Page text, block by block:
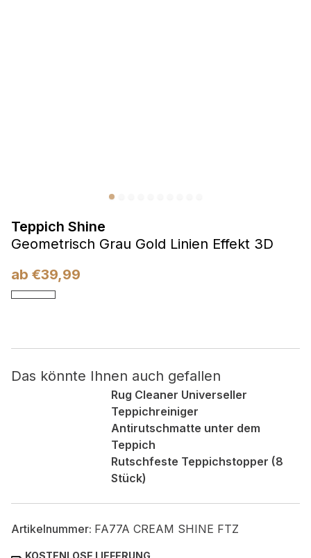
Teppich Shine
Geometrisch Grau Gold Linien Effekt 3D
ab €39,99
Das könnte Ihnen auch gefallen
Rug Cleaner Universeller
Teppichreiniger
Antirutschmatte unter dem
Teppich
Rutschfeste Teppichstopper (8
Stück)
Artikelnummer: FA77A CREAM SHINE FTZ
KOSTENLOSE LIEFERUNG
Marketing
Websites hinweg zu verfolgen. Das Ziel ist es, Anzeigen
anzuzeigen, die für den einzelnen Benutzer relevant und
ansprechend sind und somit wertvoller für Herausgeber und
Nicht kategorisiert.
Andere nicht kategorisierte Cookies sind solche, die
analysiert werden und noch keiner Kategorie zugeordnet
Alle ablehnen
Meine Einstellungen speichern
Alle akzeptieren